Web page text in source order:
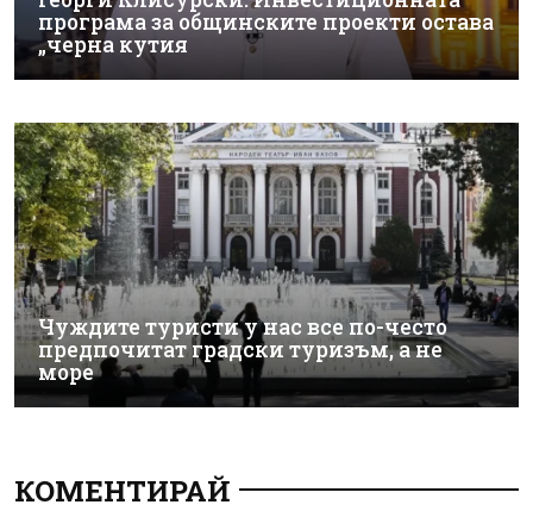
програма за общинските проекти остава
„черна кутия
Чуждите туристи у нас все по-често
предпочитат градски туризъм, а не
море
КОМЕНТИРАЙ